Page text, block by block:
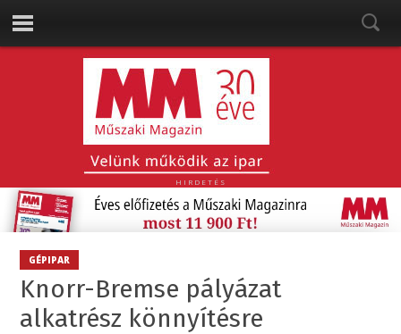
HIRDETÉS
GÉPIPAR
Knorr-Bremse pályázat
alkatrész könnyítésre